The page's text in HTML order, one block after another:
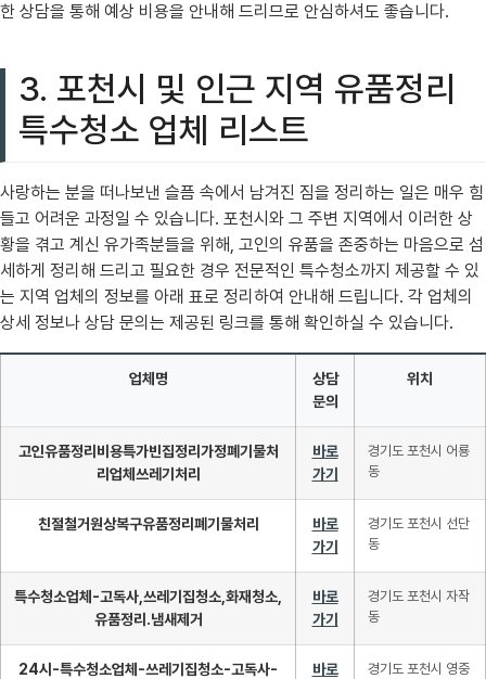
한 상담을 통해 예상 비용을 안내해 드리므로 안심하셔도 좋습니다.
3. 포천시 및 인근 지역 유품정리
특수청소 업체 리스트
사랑하는 분을 떠나보낸 슬픔 속에서 남겨진 짐을 정리하는 일은 매우 힘
들고 어려운 과정일 수 있습니다. 포천시와 그 주변 지역에서 이러한 상
황을 겪고 계신 유가족분들을 위해, 고인의 유품을 존중하는 마음으로 섬
세하게 정리해 드리고 필요한 경우 전문적인 특수청소까지 제공할 수 있
는 지역 업체의 정보를 아래 표로 정리하여 안내해 드립니다. 각 업체의
상세 정보나 상담 문의는 제공된 링크를 통해 확인하실 수 있습니다.
업체명
상담
문의
위치
고인유품정리비용특가빈집정리가정폐기물처
리업체쓰레기처리
바로
가기
경기도 포천시 어룡
동
친절철거원상복구유품정리폐기물처리
바로
가기
경기도 포천시 선단
동
특수청소업체-고독사,쓰레기집청소,화재청소,
유품정리.냄새제거
바로
가기
경기도 포천시 자작
동
24시-특수청소업체-쓰레기집청소-고독사-
바로
경기도 포천시 영중